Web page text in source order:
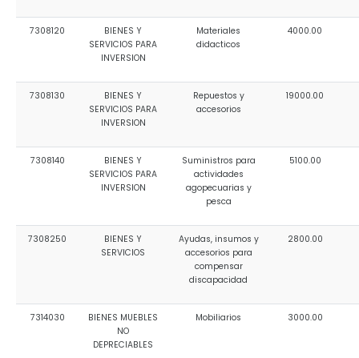
7308120
BIENES Y
SERVICIOS PARA
INVERSION
Materiales
didacticos
4000.00
7308130
BIENES Y
SERVICIOS PARA
INVERSION
Repuestos y
accesorios
19000.00
7308140
BIENES Y
SERVICIOS PARA
INVERSION
Suministros para
actividades
agopecuarias y
pesca
5100.00
7308250
BIENES Y
SERVICIOS
Ayudas, insumos y
accesorios para
compensar
discapacidad
2800.00
7314030
BIENES MUEBLES
NO
DEPRECIABLES
Mobiliarios 3000.00